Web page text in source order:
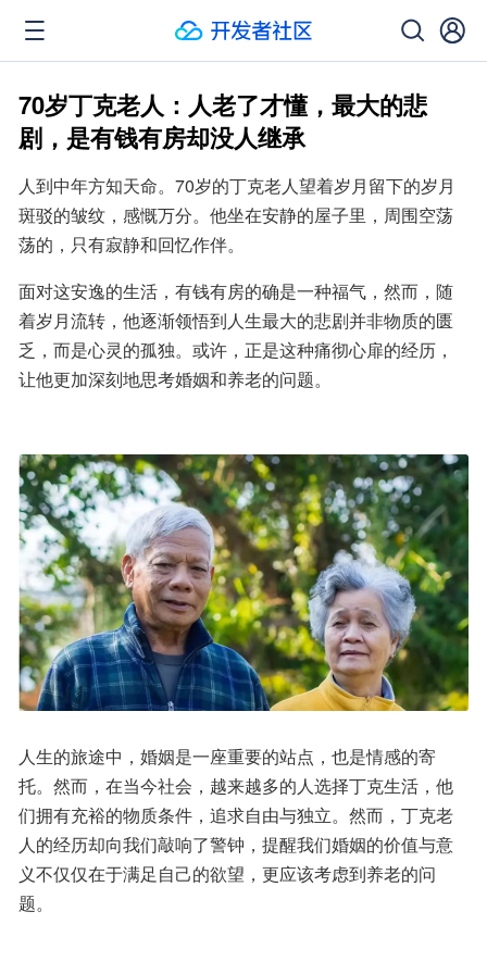
70岁丁克老人：人老了才懂，最大的悲
剧，是有钱有房却没人继承
人到中年方知天命。70岁的丁克老人望着岁月留下的岁月
斑驳的皱纹，感慨万分。他坐在安静的屋子里，周围空荡
荡的，只有寂静和回忆作伴。
面对这安逸的生活，有钱有房的确是一种福气，然而，随
着岁月流转，他逐渐领悟到人生最大的悲剧并非物质的匮
乏，而是心灵的孤独。或许，正是这种痛彻心扉的经历，
让他更加深刻地思考婚姻和养老的问题。
人生的旅途中，婚姻是一座重要的站点，也是情感的寄
托。然而，在当今社会，越来越多的人选择丁克生活，他
们拥有充裕的物质条件，追求自由与独立。然而，丁克老
人的经历却向我们敲响了警钟，提醒我们婚姻的价值与意
义不仅仅在于满足自己的欲望，更应该考虑到养老的问
题。